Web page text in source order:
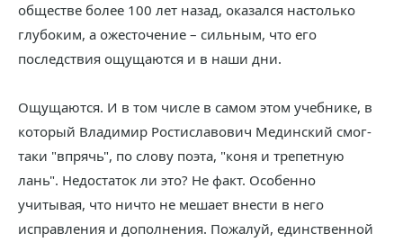
обществе более 100 лет назад, оказался настолько
глубоким, а ожесточение – сильным, что его
последствия ощущаются и в наши дни.
Ощущаются. И в том числе в самом этом учебнике, в
который Владимир Ростиславович Мединский смог-
таки "впрячь", по слову поэта, "коня и трепетную
лань". Недостаток ли это? Не факт. Особенно
учитывая, что ничто не мешает внести в него
исправления и дополнения. Пожалуй, единственной